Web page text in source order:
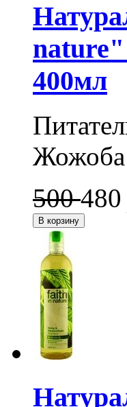
400мл
Жожоба
500480